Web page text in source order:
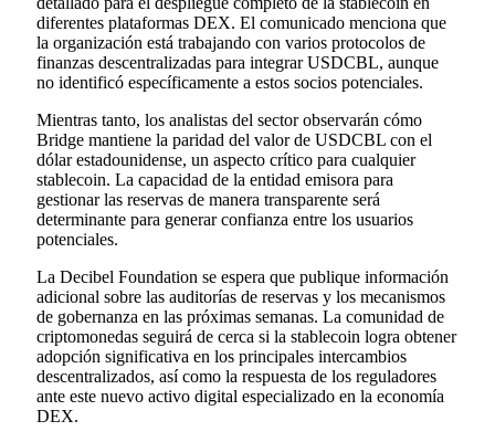
diferentes plataformas DEX. El comunicado menciona que
la organización está trabajando con varios protocolos de
finanzas descentralizadas para integrar USDCBL, aunque
no identificó específicamente a estos socios potenciales.
Mientras tanto, los analistas del sector observarán cómo
Bridge mantiene la paridad del valor de USDCBL con el
dólar estadounidense, un aspecto crítico para cualquier
stablecoin. La capacidad de la entidad emisora para
gestionar las reservas de manera transparente será
determinante para generar confianza entre los usuarios
potenciales.
La Decibel Foundation se espera que publique información
adicional sobre las auditorías de reservas y los mecanismos
de gobernanza en las próximas semanas. La comunidad de
criptomonedas seguirá de cerca si la stablecoin logra obtener
adopción significativa en los principales intercambios
descentralizados, así como la respuesta de los reguladores
ante este nuevo activo digital especializado en la economía
DEX.